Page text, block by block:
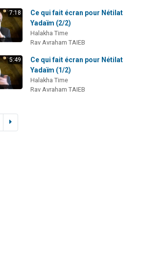
7:18
Ce qui fait écran pour Nétilat
Yadaïm (2/2)
Halakha Time
Rav Avraham TAIEB
5:49
Ce qui fait écran pour Nétilat
Yadaïm (1/2)
Halakha Time
Rav Avraham TAIEB